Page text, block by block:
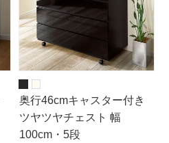
奥行46cmキャスター付き
ツヤツヤチェスト 幅
100cm・5段